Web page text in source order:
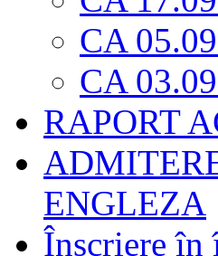
CA
CA
RAPORT
ENGLEZA
Înscriere în